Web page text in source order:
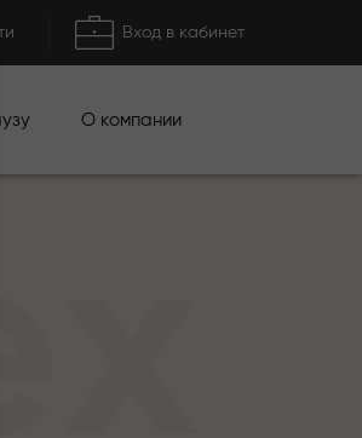
Вход в кабинет
О компании